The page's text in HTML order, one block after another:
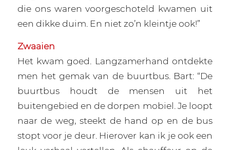
die ons waren voorgeschoteld kwamen uit
een dikke duim. En niet zo’n kleintje ook!”
Zwaaien
Het kwam goed. Langzamerhand ontdekte
men het gemak van de buurtbus. Bart: “De
buurtbus houdt de mensen uit het
buitengebied en de dorpen mobiel. Je loopt
naar de weg, steekt de hand op en de bus
stopt voor je deur. Hierover kan ik je ook een